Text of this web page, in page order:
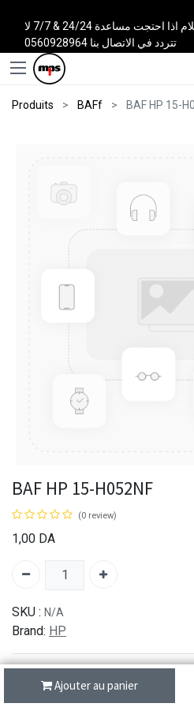
اطلب الان والدفع عند الاستلام اذا احتجت مساعدة 24/24 & 7/7 لا
تتردد في الاتصال بنا 0560928964
Produits BAFf BAF HP 15-
Ajouter au panier
BAF HP 15-H052NF
(0 review)
1,00 DA
SKU : N/A
Brand: HP
شحن سريع من 1 الى 3 ايام